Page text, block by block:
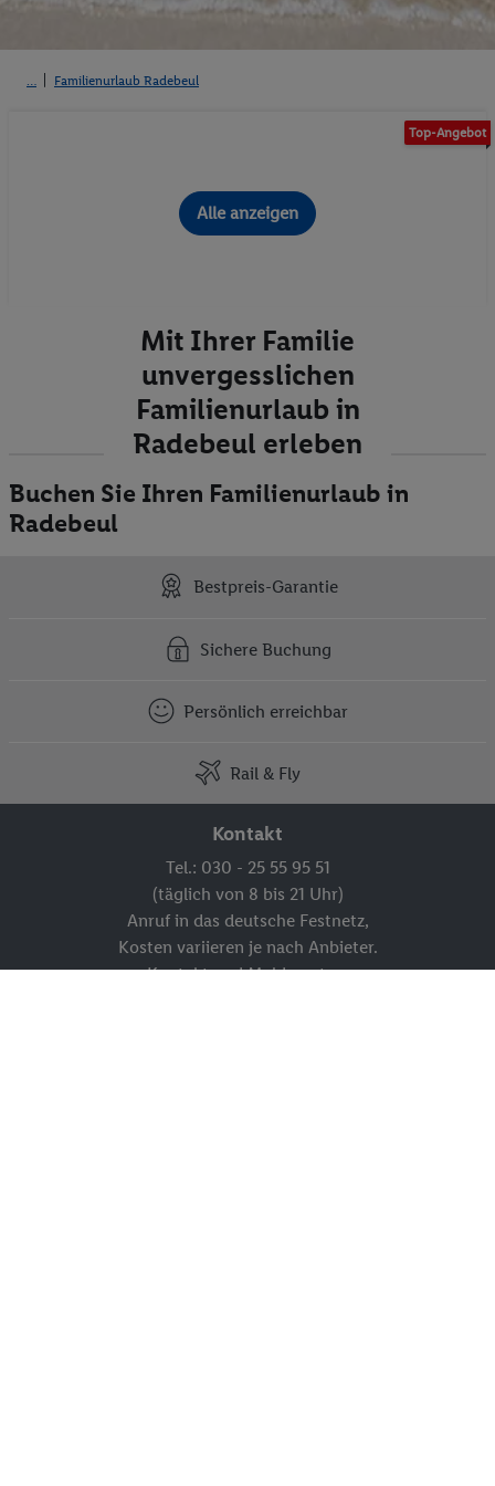
Familienurlaub Radebeul
Top-Angebot
Alle anzeigen
Mit Ihrer Familie
unvergesslichen
Familienurlaub in
Radebeul erleben
Buchen Sie Ihren Familienurlaub in
Radebeul
Bestpreis-Garantie
Sichere Buchung
Persönlich erreichbar
Rail & Fly
Kontakt
Tel.: 030 - 25 55 95 51
(täglich von 8 bis 21 Uhr)
Anruf in das deutsche Festnetz,
Kosten variieren je nach Anbieter.
Kontakt und Meldesystem